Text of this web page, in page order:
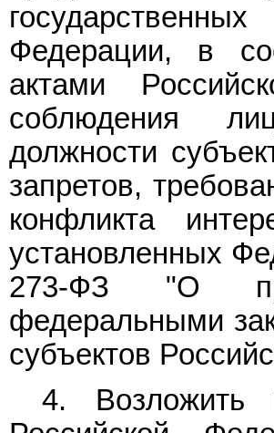
Федерации, в
актами
соблюдения
должности
запретов,
конфликта
установленных
273-ФЗ "О
федеральными
субъектов
4. Возложить